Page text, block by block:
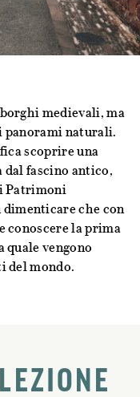
medievali, ma
panorami naturali.
scoprire una
dal fascino antico,
Patrimoni
dimenticare che con
conoscere la prima
vengono
del mondo.